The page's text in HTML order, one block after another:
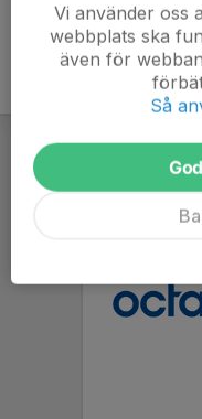
Vi använder oss
webbplats ska
även för
Så